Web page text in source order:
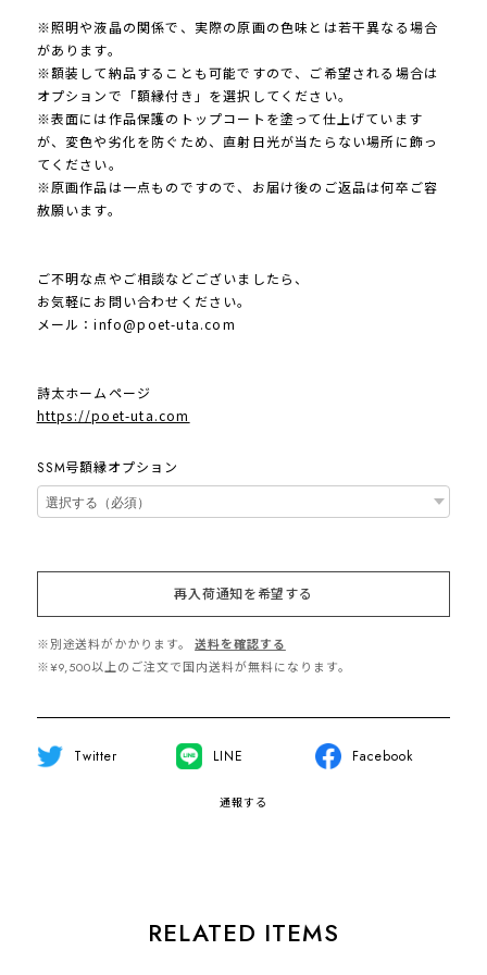
※照明や液晶の関係で、実際の原画の色味とは若干異なる場合
があります。
※額装して納品することも可能ですので、ご希望される場合は
オプションで「額縁付き」を選択してください。
※表面には作品保護のトップコートを塗って仕上げています
が、変色や劣化を防ぐため、直射日光が当たらない場所に飾っ
てください。
※原画作品は一点ものですので、お届け後のご返品は何卒ご容
赦願います。
ご不明な点やご相談などございましたら、
お気軽にお問い合わせください。
メール：info@poet-uta.com
詩太ホームページ
https://poet-uta.com
SSM号額縁オプション
再入荷通知を希望する
※別途送料がかかります。
送料を確認する
※¥9,500以上のご注文で国内送料が無料になります。
Twitter LINE Facebook
通報する
RELATED ITEMS